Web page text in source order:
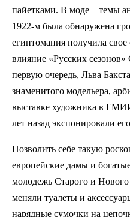
пайетками. В моде – темы
1922-м была обнаружена
египтомания получила
влияние «Русских
первую очередь, Льва
знаменитого модельера,
выставке художника в
лет назад экспонировали
Позволить себе такую
европейские дамы и
молодежь Старого и
меняли туалеты и
нарядные сумочки на